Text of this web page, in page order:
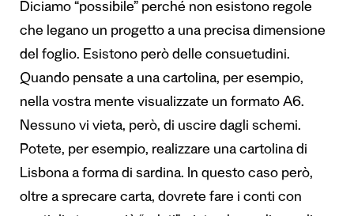
Diciamo “possibile” perché non esistono regole
che legano un progetto a una precisa dimensione
del foglio. Esistono però delle consuetudini.
Quando pensate a una cartolina, per esempio,
nella vostra mente visualizzate un formato A6.
Nessuno vi vieta, però, di uscire dagli schemi.
Potete, per esempio, realizzare una cartolina di
Lisbona a forma di sardina. In questo caso però,
oltre a sprecare carta, dovrete fare i conti con